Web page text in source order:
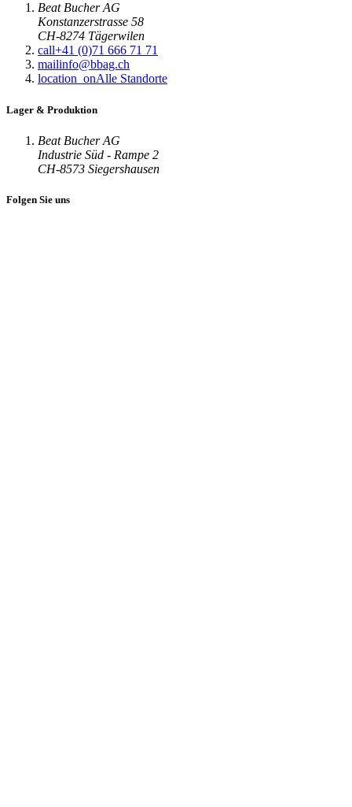
Beat Bucher AG
Konstanzerstrasse 58
CH-8274 Tägerwilen
call+41 (0)71 666 71 71
mailinfo@bbag.ch
location_onAlle Standorte
Lager & Produktion
Beat Bucher AG
Industrie Süd - Rampe 2
CH-8573 Siegershausen
Folgen Sie uns